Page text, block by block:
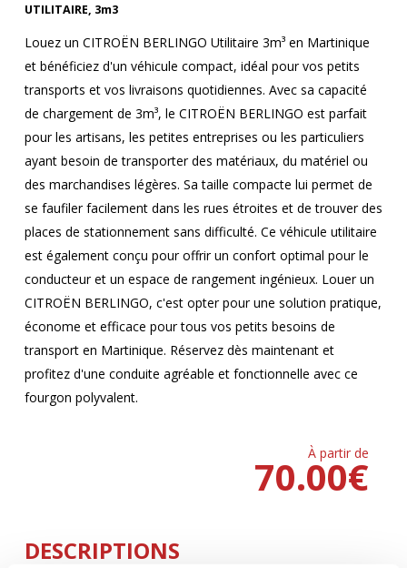
UTILITAIRE, 3m3
Louez un CITROËN BERLINGO Utilitaire 3m³ en Martinique
et bénéficiez d'un véhicule compact, idéal pour vos petits
transports et vos livraisons quotidiennes. Avec sa capacité
de chargement de 3m³, le CITROËN BERLINGO est parfait
pour les artisans, les petites entreprises ou les particuliers
ayant besoin de transporter des matériaux, du matériel ou
des marchandises légères. Sa taille compacte lui permet de
se faufiler facilement dans les rues étroites et de trouver des
places de stationnement sans difficulté. Ce véhicule utilitaire
est également conçu pour offrir un confort optimal pour le
conducteur et un espace de rangement ingénieux. Louer un
CITROËN BERLINGO, c'est opter pour une solution pratique,
économe et efficace pour tous vos petits besoins de
transport en Martinique. Réservez dès maintenant et
profitez d'une conduite agréable et fonctionnelle avec ce
fourgon polyvalent.
À partir de
€
70.00
DESCRIPTIONS